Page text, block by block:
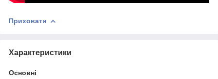
Приховати
Характеристики
Основні